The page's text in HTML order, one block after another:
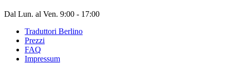
Dal Lun. al Ven. 9:00 - 17:00
Traduttori Berlino
Prezzi
FAQ
Impressum